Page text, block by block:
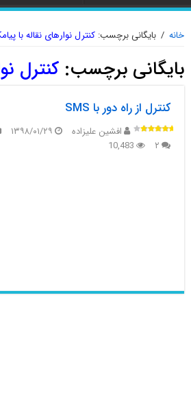
خانه / بایگانی برچسب:کنترل نوارهای نقاله با
بایگانی برچسب:کنترل
کنترل از راه دور با SMS
افشین علیزاده ۱۳۹۸/۰۱/۲۹
۲
10,483